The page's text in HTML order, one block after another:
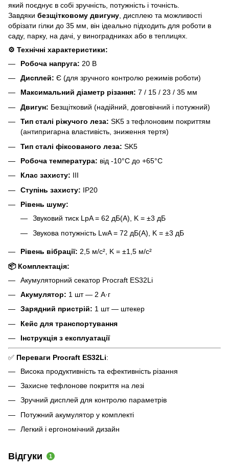
який поєднує в собі зручність, потужність і точність.
Завдяки безщітковому двигуну , дисплею та можливості
обрізати гілки до 35 мм, він ідеально підходить для роботи в
саду, парку, на дачі, у виноградниках або в теплицях.
⚙️ Технічні характеристики:
Робоча напруга: 20 В
Дисплей: Є (для зручного контролю режимів роботи)
Максимальний діаметр різання: 7 / 15 / 23 / 35 мм
Двигун: Безщітковий (надійний, довговічний і потужний)
Тип сталі ріжучого леза: SK5 з тефлоновим покриттям
(антипригарна властивість, зниження тертя)
Тип сталі фіксованого леза: SK5
Робоча температура: від -10°C до +65°C
Клас захисту: III
Ступінь захисту: IP20
Рівень шуму:
Звуковий тиск LpA = 62 дБ(А), K = ±3 дБ
Звукова потужність LwA = 72 дБ(А), K = ±3 дБ
Рівень вібрації: 2,5 м/с², K = ±1,5 м/с²
📦 Комплектація:
Акумуляторний секатор Procraft ES32Li
Акумулятор: 1 шт — 2 А·г
Зарядний пристрій: 1 шт — штекер
Кейс для транспортування
Інструкція з експлуатації
✅ Переваги Procraft ES32Li:
Висока продуктивність та ефективність різання
Захисне тефлонове покриття на лезі
Зручний дисплей для контролю параметрів
Потужний акумулятор у комплекті
Легкий і ергономічний дизайн
Відгуки 1